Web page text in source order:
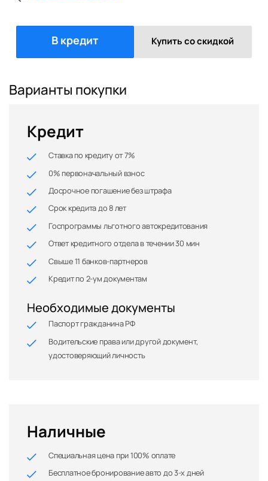
В кредит Купить со скидкой
Варианты покупки
Кредит
Ставка по кредиту от 7%
0% первоначальный взнос
Досрочное погашение без штрафа
Срок кредита до 8 лет
Госпрограммы льготного автокредитования
Ответ кредитного отдела в течении 30 мин
Свыше 11 банков-партнеров
Кредит по 2-ум документам
Необходимые документы
Паспорт гражданина РФ
Водительские права или другой документ,
удостоверяющий личность
Наличные
Специальная цена при 100% оплате
Бесплатное бронирование авто до 3-х дней